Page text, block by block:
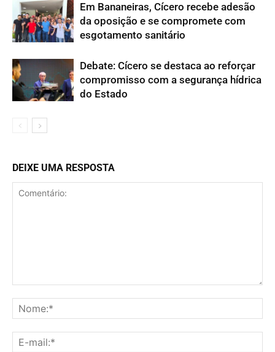
Em Bananeiras, Cícero recebe adesão
da oposição e se compromete com
esgotamento sanitário
Debate: Cícero se destaca ao reforçar
compromisso com a segurança hídrica
do Estado
DEIXE UMA RESPOSTA